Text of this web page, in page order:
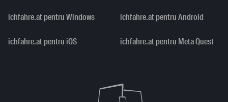
ichfahre.at pentru Windows ichfahre.at pentru Android
ichfahre.at pentru iOS ichfahre.at pentru Meta Quest